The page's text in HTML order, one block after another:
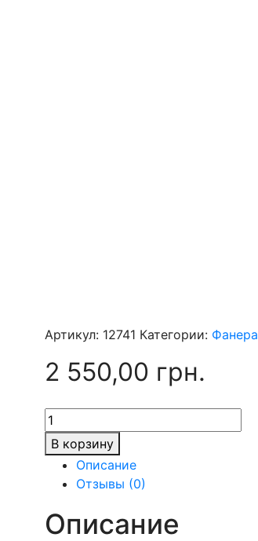
Артикул: 12741 Категории: Фанера
2 550,00 грн.
Количество
товара
Фанера
12х2500х1250
сорт
-
В корзину
Описание
Отзывы (0)
Описание